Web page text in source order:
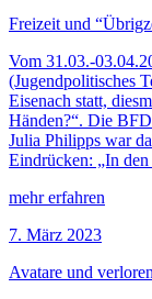
Freizeit und
Vom 31.03.-
(Jugendpolitisches
Eisenach statt,
Händen?“. Die
Julia Philipps war
Eindrücken: „In
mehr erfahren
7. März 2023
Avatare und